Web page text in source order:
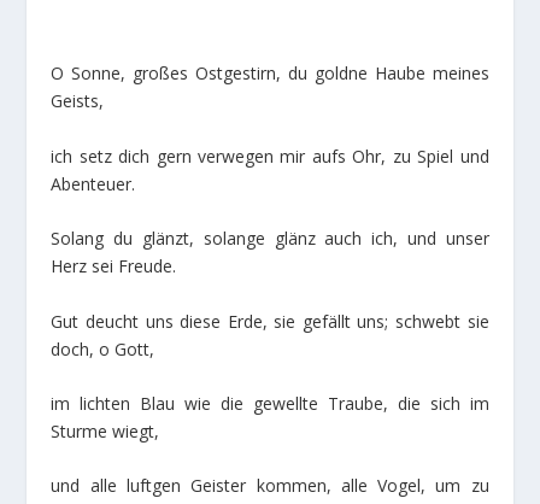
O Sonne, großes Ostgestirn, du goldne Haube meines
Geists,
ich setz dich gern verwegen mir aufs Ohr, zu Spiel und
Abenteuer.
Solang du glänzt, solange glänz auch ich, und unser
Herz sei Freude.
Gut deucht uns diese Erde, sie gefällt uns; schwebt sie
doch, o Gott,
im lichten Blau wie die gewellte Traube, die sich im
Sturme wiegt,
und alle luftgen Geister kommen, alle Vogel, um zu